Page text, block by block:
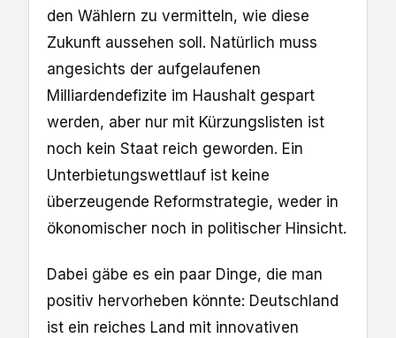
den Wählern zu vermitteln, wie diese
Zukunft aussehen soll. Natürlich muss
angesichts der aufgelaufenen
Milliardendefizite im Haushalt gespart
werden, aber nur mit Kürzungslisten ist
noch kein Staat reich geworden. Ein
Unterbietungswettlauf ist keine
überzeugende Reformstrategie, weder in
ökonomischer noch in politischer Hinsicht.
Dabei gäbe es ein paar Dinge, die man
positiv hervorheben könnte: Deutschland
ist ein reiches Land mit innovativen